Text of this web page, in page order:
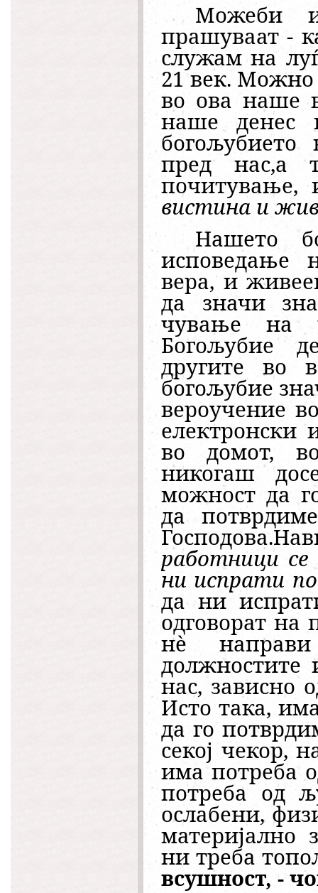
Можеби
прашуваат -
служам на
21 век.
во ова наше
наше денес
богољубието
пред нас,а
вистина и
Нашето
исповедање
вера, и
да значи
чување на
Богољубие
другите во
богољубие
вероучение
во домот,
никогаш
можност да
да
работници
ни испрати
да ни
одговорат на
нè
должностите
нас, зависно
Исто така,
да го
секој чекор,
има потреба
потреба од
ослабени,
материјално
ни треба
всушност, -